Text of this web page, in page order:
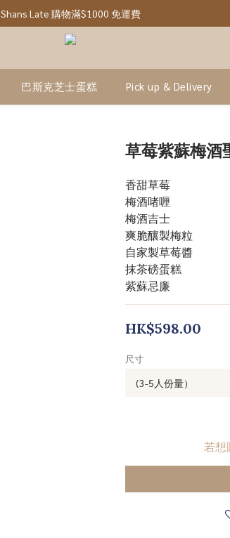
Shans Late 購物滿$1000 免運費
巴斯克芝士蛋糕 Pick up & Delivery
草莓紫蘇梅酒
香甜草莓
梅酒啫喱
梅酒吉士
爽脆釀製梅粒
自家製草莓醬
抹茶磅蛋糕
紫蘇忌廉
HK$598.00
尺寸
若想